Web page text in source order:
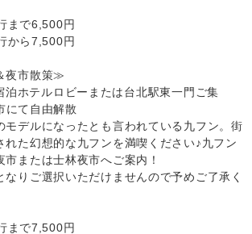
まで6,500円
から7,500円
夜市散策≫
ホテルロビーまたは台北駅東一門ご集
て自由解散
モデルになったとも言われている九フン。街
れた幻想的な九フンを満喫ください♪九フン
または士林夜市へご案内！
りご選択いただけませんので予めご了承く
まで7,500円